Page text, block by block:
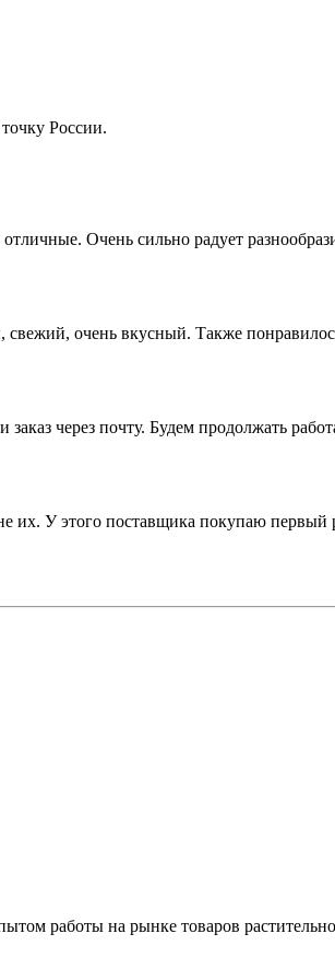
России.
Очень сильно радует
очень вкусный. Также
через почту. Будем продолжать
У этого поставщика покупаю первый
работы на рынке товаров